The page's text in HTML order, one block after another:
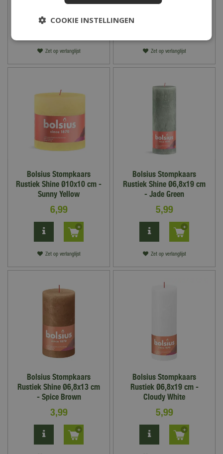
99
Zet op verlanglijst
3,
Zet op verlanglijst
Bolsius Stompkaars
Rustiek Shine Ø10x10 cm -
Sunny Yellow
6,99
Zet op verlanglijst
Bolsius Stompkaars
Rustiek Shine Ø6,8x19 cm
- Jade Green
5,99
Zet op verlanglijst
Bolsius Stompkaars
Rustiek Shine Ø6,8x13 cm
- Spice Brown
3,99
Bolsius Stompkaars
Rustiek Ø6,8x19 cm -
Cloudy White
5,99
COOKIE INSTELLINGEN